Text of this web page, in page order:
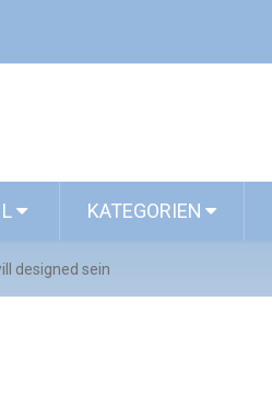
KATEGORIEN
designed sein